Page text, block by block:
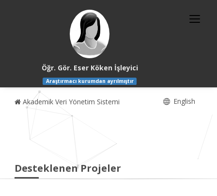
Öğr. Gör. Eser Köken İşleyici
Araştırmacı kurumdan ayrılmıştır
Akademik Veri Yönetim Sistemi English
Desteklenen Projeler